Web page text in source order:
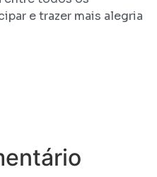
e trazer mais alegria